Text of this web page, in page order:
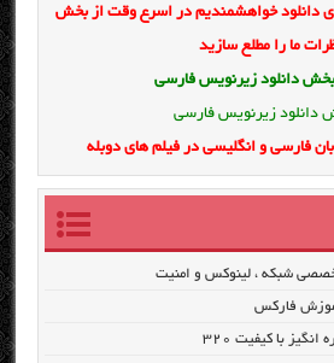
دانلود خواهشمندیم در اسرع وقت از بخش
ما را مطلع سازید
بخش دانلود زیرنویس فارسی
دانلود زیرنویس فارسی
فارسی و انگلیسی در فیلم های دوبله
آموزش فارکس
با کیفیت ۳۲۰